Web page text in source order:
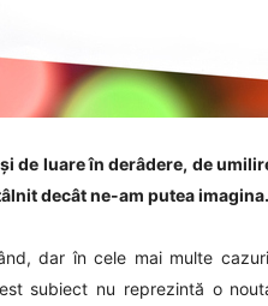
de luare în derâdere, de
decât ne-am putea imagina.
dar în cele mai multe
subiect nu reprezintă o